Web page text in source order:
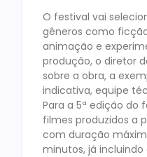
O festival vai
gêneros como
animação e
produção, o diretor
sobre a obra, a
indicativa, equipe
Para a 5ª edição do
filmes produzidos a
com duração
minutos, já incluindo